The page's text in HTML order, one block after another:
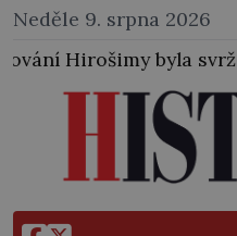
Neděle 9. srpna 2026
svržena atomová